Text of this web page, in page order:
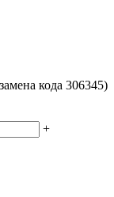
кода 306345)
+